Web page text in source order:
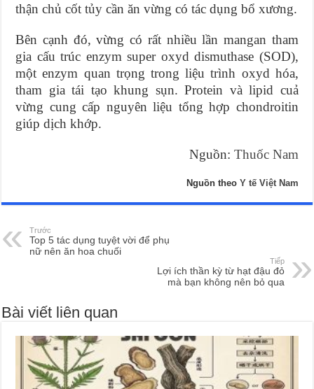
thận chủ cốt tủy cần ăn vừng có tác dụng bổ xương.
Bên cạnh đó, vừng có rất nhiều lần mangan tham
gia cấu trúc enzym super oxyd dismuthase (SOD),
một enzym quan trọng trong liệu trình oxyd hóa,
tham gia tái tạo khung sụn. Protein và lipid cuả
vừng cung cấp nguyên liệu tổng hợp chondroitin
giúp dịch khớp.
Nguồn: Thuốc Nam
Nguồn theo Y tế Việt Nam
Trước
Top 5 tác dụng tuyệt vời để phụ
nữ nên ăn hoa chuối
Tiếp
Lợi ích thần kỳ từ hạt đậu đỏ
mà bạn không nên bỏ qua
Bài viết liên quan